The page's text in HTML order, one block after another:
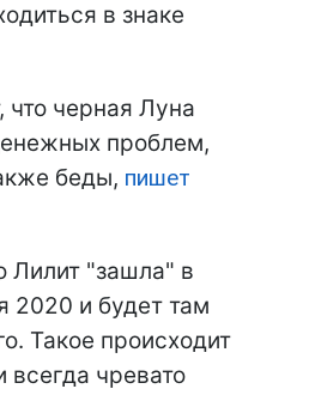
в знаке
что черная Луна
проблем,
беды, пишет
Лилит "зашла" в
2020 и будет там
Такое происходит
всегда чревато